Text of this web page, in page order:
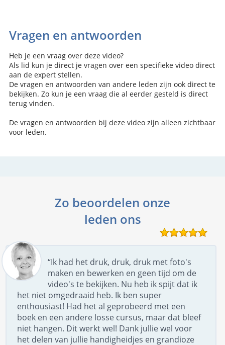
Vragen en antwoorden
Heb je een vraag over deze video?
Als lid kun je direct je vragen over een specifieke video direct
aan de expert stellen.
De vragen en antwoorden van andere leden zijn ook direct te
bekijken. Zo kun je een vraag die al eerder gesteld is direct
terug vinden.
De vragen en antwoorden bij deze video zijn alleen zichtbaar
voor leden.
Zo beoordelen onze
leden ons
“Ik had het druk, druk, druk met foto's
maken en bewerken en geen tijd om de
video's te bekijken. Nu heb ik spijt dat ik
het niet omgedraaid heb. Ik ben super
enthousiast! Had het al geprobeerd met een
boek en een andere losse cursus, maar dat bleef
niet hangen. Dit werkt wel! Dank jullie wel voor
het delen van jullie handigheidjes en grandioze